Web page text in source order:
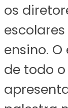
os
ensino.
de todo